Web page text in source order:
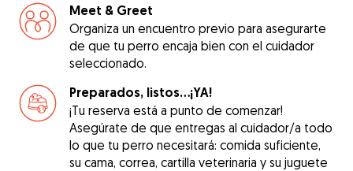
Meet & Greet
Organiza un encuentro previo para asegurarte
de que tu perro encaja bien con el cuidador
seleccionado.
Preparados, listos...¡YA!
¡Tu reserva está a punto de comenzar!
Asegúrate de que entregas al cuidador/a todo
lo que tu perro necesitará: comida suficiente,
su cama, correa, cartilla veterinaria y su juguete